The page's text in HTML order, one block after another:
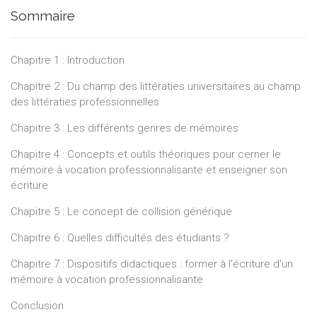
didacticiens, mais aussi aux enseignants du Supérieur
l’ouvrage.
Carole Glorieux est didacticienne du français, docteure en
Langues et Lettres. Elle travaille depuis plus de dix ans pour le
Centre de méthodologie universitaire et de didactique du
la formation à l’écriture scientifique et du développement des
compétences langagières liées aux discours universitaires.
Sommaire
Chapitre 1 : Introduction
Chapitre 2 : Du champ des littératies universitaires au champ
des littératies professionnelles
Chapitre 3 : Les différents genres de mémoires
Chapitre 4 : Concepts et outils théoriques pour cerner le
mémoire à vocation professionnalisante et enseigner son
écriture
Chapitre 5 : Le concept de collision générique
Chapitre 6 : Quelles difficultés des étudiants ?
Chapitre 7 : Dispositifs didactiques : former à l'écriture d'un
mémoire à vocation professionnalisante
Conclusion